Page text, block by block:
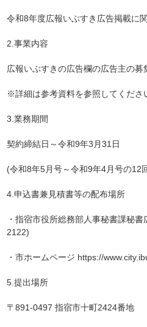
令和8年度広報いぶすき広告掲載に
2.事業内容
広報いぶすきの広告欄の広告主の募
※詳細は参考資料を参照してくださ
3.業務期間
契約締結日～令和9年3月31 日
(令和8年5月号～令和9年4月号の12
4.申込書兼見積書等の配布場所
・指宿市役所総務部 人事秘書課秘書
2122)
・市ホームページ https://
5.提出場所
〒891-0497 指宿市十町2424番地